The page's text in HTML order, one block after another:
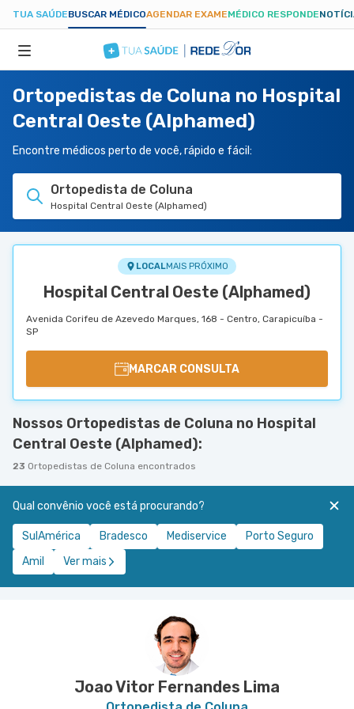
TUA SAÚDEBUSCAR MÉDICOAGENDAR EXAMEMÉDICO RESPONDE
ESPECIALIDADES
HOSPITAIS
TUASAUDE.COM
Ortopedistas de Coluna no Hospital
Central Oeste (Alphamed)
Encontre médicos perto de você, rápido e fácil:
Ortopedista de Coluna
Hospital Central Oeste (Alphamed)
LOCALMAIS PRÓXIMO
Hospital Central Oeste (Alphamed)
Avenida Corifeu de Azevedo Marques, 168 - Centro, Carapicuíba -
SP
MARCAR CONSULTA
Nossos Ortopedistas de Coluna no Hospital
Central Oeste (Alphamed):
23 Ortopedistas de Coluna encontrados
Qual convênio você está procurando?
SulAmérica Bradesco Mediservice
Porto Seguro
Amil
Ver mais
Joao Vitor Fernandes Lima